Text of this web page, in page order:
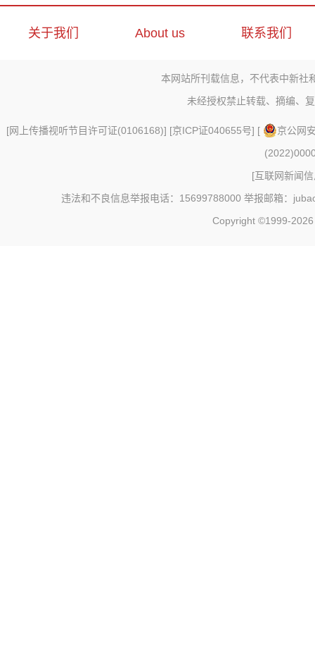
关于我们 About us 联系我们
本网站所刊载信息，不代表中新社
未经授权禁止转载、摘编、
[网上传播视听节目许可证(0106168)] [京ICP证040655号] [
京公网
[互联网新闻
违法和不良信息举报电话：15699788000 举报邮箱：
Copyright ©1999-